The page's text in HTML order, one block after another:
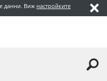
ı
данни. Виж настройките
ř